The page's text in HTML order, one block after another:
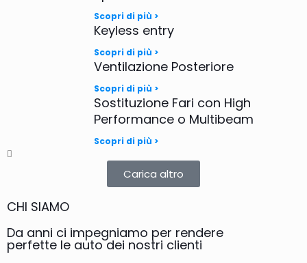
Scopri di più >
Keyless entry
Scopri di più >
Ventilazione Posteriore
Scopri di più >
Sostituzione Fari con High
Performance o Multibeam
Scopri di più >
Carica altro
CHI SIAMO
Da anni ci impegniamo per rendere
perfette le auto dei nostri clienti